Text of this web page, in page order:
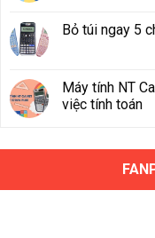
Bỏ túi ngay 5
Máy tính NT
việc tính toán